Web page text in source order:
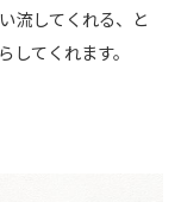
流してくれる、と
てくれます。